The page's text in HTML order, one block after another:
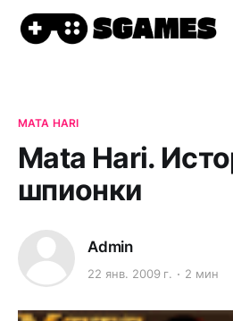
MATA HARI
Mata Hari.
шпионки
Admin
22 янв. 2009 г. 2 мин